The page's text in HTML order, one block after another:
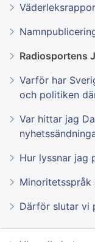
Radiosportens
Varför har
och politiken
Var hittar jag
Hur lyssnar jag
Minoritetsspråk
Därför slutar vi